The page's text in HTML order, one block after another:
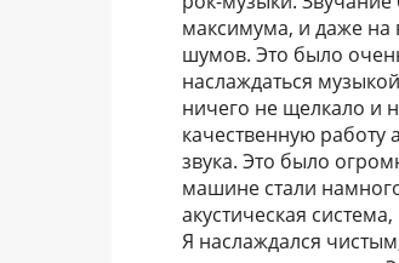
максимума, и даже на
шумов. Это было
наслаждаться
ничего не щелкало и
качественную
звука. Это было
машине стали
акустическая
Я наслаждался